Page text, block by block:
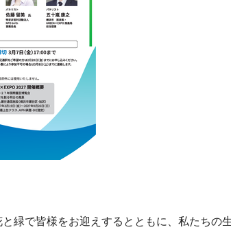
緑で皆様をお迎えするとともに、私たち